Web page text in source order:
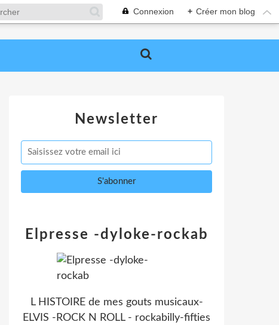
Connexion + Créer mon blog
Newsletter
Elpresse -dyloke-rockab
L HISTOIRE de mes gouts musicaux-
ELVIS -ROCK N ROLL - rockabilly-fifties